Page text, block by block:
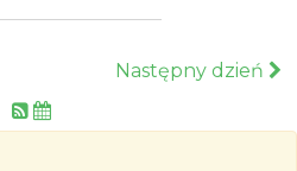
Następny dzień